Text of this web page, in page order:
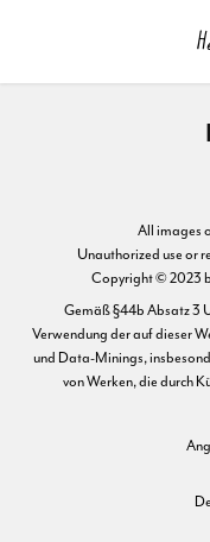
All images
Unauthorized use or
Copyright © 2023
Gemäß §44b Absatz 3
Verwendung der auf dieser
und Data-Minings,
von Werken, die durch